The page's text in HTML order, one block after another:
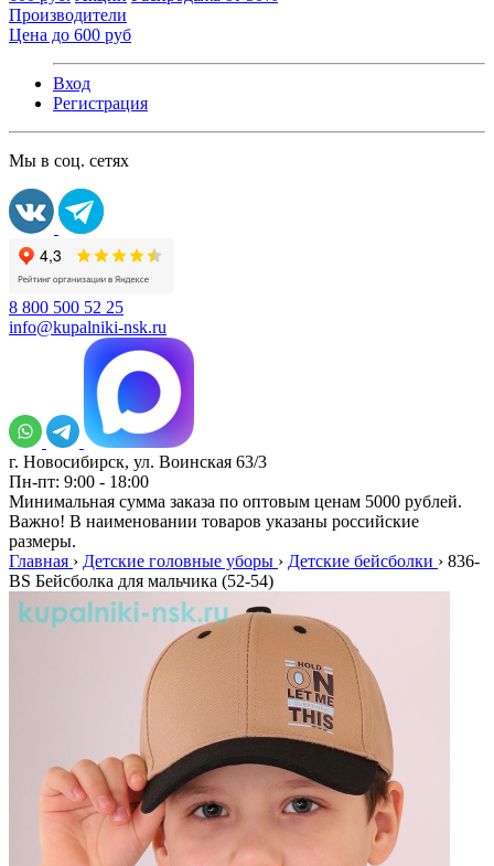
Производители
Цена до 600 руб
Вход
Регистрация
Мы в соц. сетях
8 800 500 52 25
info@kupalniki-nsk.ru
г. Новосибирск, ул. Воинская 63/3
Пн-пт: 9:00 - 18:00
Минимальная сумма заказа по оптовым ценам 5000 рублей.
Важно! В наименовании товаров указаны российские
размеры.
Главная › Детские головные уборы › Детские бейсболки › 836-
BS Бейсболка для мальчика (52-54)